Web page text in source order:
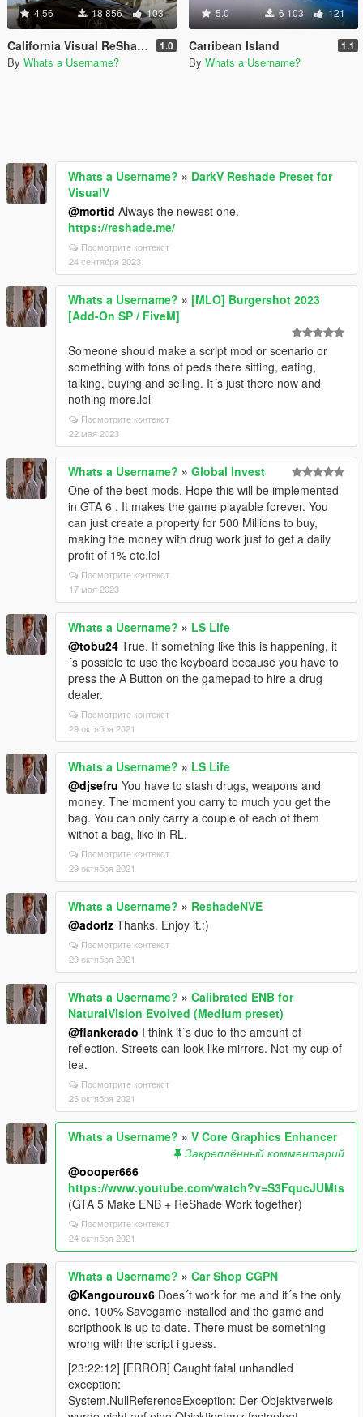
4.56 18 856 103
California Visual ReShade 🔥 1.0
By Whats a Username?
5.0 6 103 121
Carribean Island 1.1
By Whats a Username?
Whats a Username? » DarkV Reshade Preset for
VisualV
@mortid Always the newest one.
https://reshade.me/
Посмотрите контекст
24 сентября 2023
Whats a Username? » [MLO] Burgershot 2023
[Add-On SP / FiveM]
Someone should make a script mod or scenario or
something with tons of peds there sitting, eating,
talking, buying and selling. It´s just there now and
nothing more.lol
Посмотрите контекст
22 мая 2023
Whats a Username? » Global Invest
One of the best mods. Hope this will be implemented
in GTA 6 . It makes the game playable forever. You
can just create a property for 500 Millions to buy,
making the money with drug work just to get a daily
profit of 1% etc.lol
Посмотрите контекст
17 мая 2023
Whats a Username? » LS Life
@tobu24 True. If something like this is happening, it
´s possible to use the keyboard because you have to
press the A Button on the gamepad to hire a drug
dealer.
Посмотрите контекст
29 октября 2021
Whats a Username? » LS Life
@djsefru You have to stash drugs, weapons and
money. The moment you carry to much you get the
bag. You can only carry a couple of each of them
withot a bag, like in RL.
Посмотрите контекст
29 октября 2021
Whats a Username? » ReshadeNVE
@adorlz Thanks. Enjoy it.:)
Посмотрите контекст
29 октября 2021
Whats a Username? » Calibrated ENB for
NaturalVision Evolved (Medium preset)
@flankerado I think it´s due to the amount of
reflection. Streets can look like mirrors. Not my cup of
tea.
Посмотрите контекст
25 октября 2021
Whats a Username? » V Core Graphics Enhancer
Закреплённый комментарий
@oooper666
https://www.youtube.com/watch?v=S3FqucJUMts
(GTA 5 Make ENB + ReShade Work together)
Посмотрите контекст
24 октября 2021
Whats a Username? » Car Shop CGPN
@Kangouroux6 Does´t work for me and it´s the only
one. 100% Savegame installed and the game and
scripthook is up to date. There must be something
wrong with the script i guess.
[23:22:12] [ERROR] Caught fatal unhandled
exception:
System.NullReferenceException: Der Objektverweis